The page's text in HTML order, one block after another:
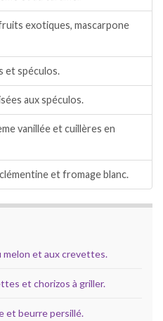
exotiques, mascarpone
et spéculos.
aux spéculos.
vanillée et cuillères en
et fromage blanc.
melon et aux crevettes.
et chorizos à griller.
et beurre persillé.